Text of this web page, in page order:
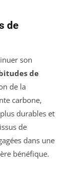
de
son
de
de la
carbone,
durables et
de
dans une
bénéfique.